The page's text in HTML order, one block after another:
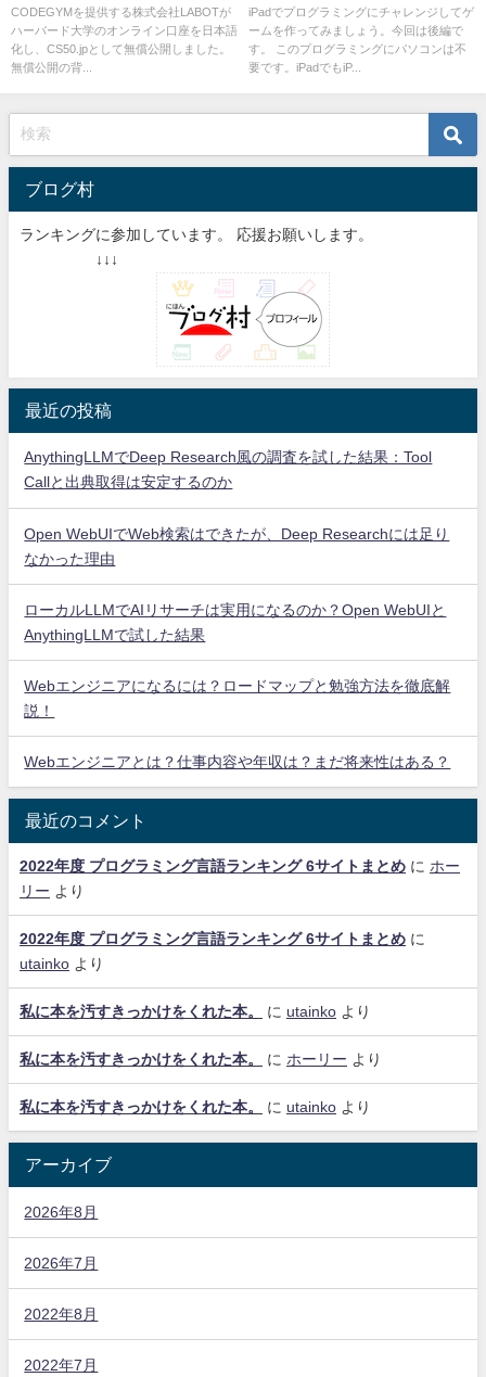
感動したのでまとめてみた
CODEGYMを提供する株式会社LABOTが
ハーバード大学のオンライン口座を日本語
化し、CS50.jpとして無償公開しました。
無償公開の背...
iPadでプログラミングにチャレンジしてゲ
ームを作ってみましょう。今回は後編で
す。 このプログラミングにパソコンは不
要です。iPadでもiP...
ブログ村
ランキングに参加しています。 応援お願いします。
↓↓↓
最近の投稿
AnythingLLMでDeep Research風の調査を試した結果：Tool
Callと出典取得は安定するのか
Open WebUIでWeb検索はできたが、Deep Researchには足り
なかった理由
ローカルLLMでAIリサーチは実用になるのか？Open WebUIと
AnythingLLMで試した結果
Webエンジニアになるには？ロードマップと勉強方法を徹底解
説！
Webエンジニアとは？仕事内容や年収は？まだ将来性はある？
最近のコメント
2022年度 プログラミング言語ランキング 6サイトまとめ に ホー
リー より
2022年度 プログラミング言語ランキング 6サイトまとめ に
utainko より
私に本を汚すきっかけをくれた本。 に utainko より
私に本を汚すきっかけをくれた本。 に ホーリー より
私に本を汚すきっかけをくれた本。 に utainko より
アーカイブ
2026年8月
2026年7月
2022年8月
2022年7月